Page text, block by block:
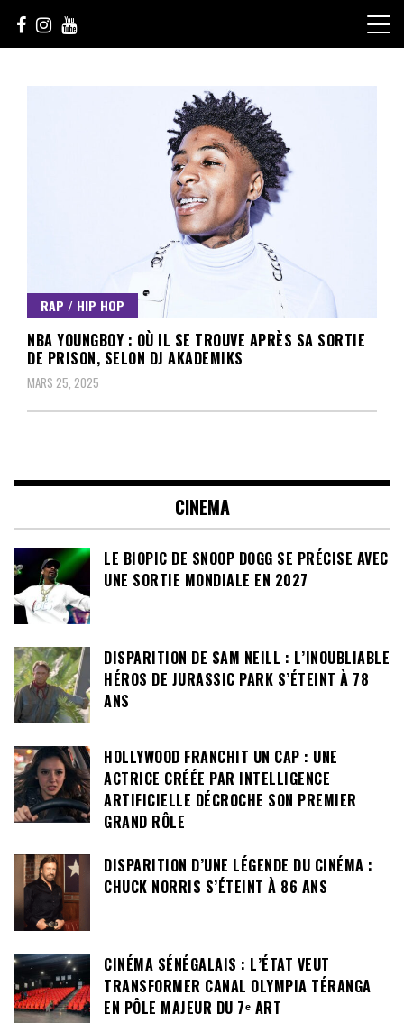
content
RAP / HIP HOP
NBA YOUNGBOY : OÙ IL SE TROUVE APRÈS SA SORTIE
DE PRISON, SELON DJ AKADEMIKS
MARS 25, 2025
CINEMA
LE BIOPIC DE SNOOP DOGG SE PRÉCISE AVEC
UNE SORTIE MONDIALE EN 2027
DISPARITION DE SAM NEILL : L’INOUBLIABLE
HÉROS DE JURASSIC PARK S’ÉTEINT À 78
ANS
HOLLYWOOD FRANCHIT UN CAP : UNE
ACTRICE CRÉÉE PAR INTELLIGENCE
ARTIFICIELLE DÉCROCHE SON PREMIER
GRAND RÔLE
DISPARITION D’UNE LÉGENDE DU CINÉMA :
CHUCK NORRIS S’ÉTEINT À 86 ANS
CINÉMA SÉNÉGALAIS : L’ÉTAT VEUT
TRANSFORMER CANAL OLYMPIA TÉRANGA
EN PÔLE MAJEUR DU 7ᵉ ART